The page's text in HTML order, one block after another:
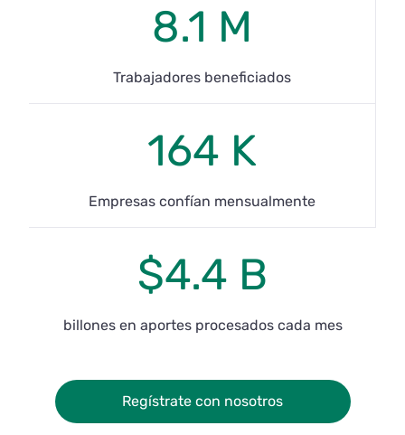
8.1 M
Trabajadores beneficiados
164 K
Empresas confían mensualmente
$4.4 B
billones en aportes procesados cada mes
Regístrate con nosotros